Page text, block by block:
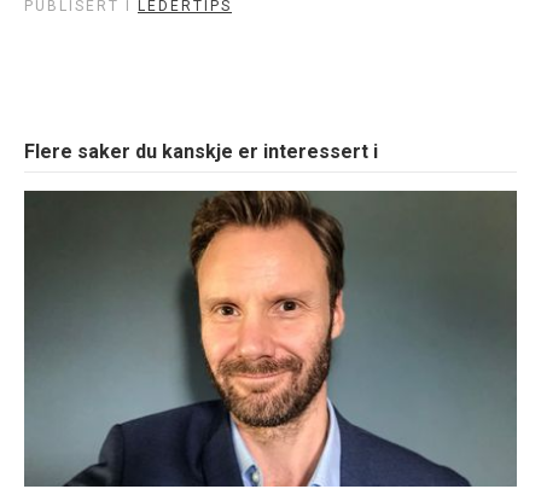
PUBLISERT I LEDERTIPS
Flere saker du kanskje er interessert i